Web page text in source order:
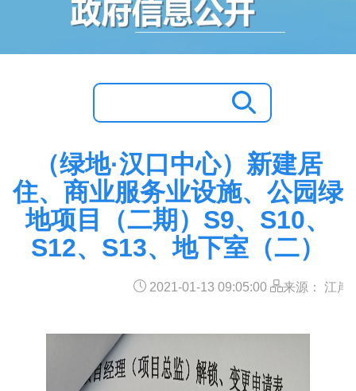
（绿地·汉口中心）新建居
住、商业服务业设施、公园绿
地项目（二期）S9、S10、
S12、S13、地下室（二）
2021-01-13 09:05:00 来源： 江岸